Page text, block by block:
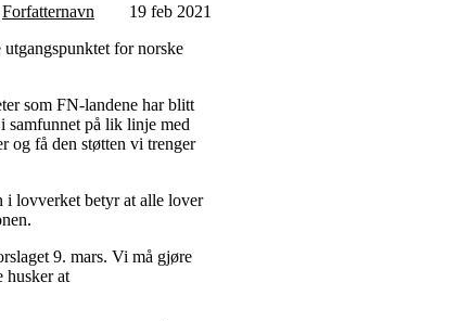
Uloba
Forfatternavn
19 feb 2021
for norske
som FN-landene har blitt
samfunnet på lik linje med
og få den støtten vi trenger
lovverket betyr at alle lover
9. mars. Vi må gjøre
husker at